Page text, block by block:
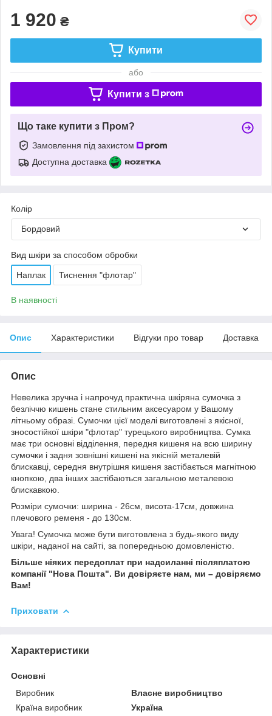
1 920 ₴
Купити
або
Купити з
Що таке купити з Пром?
Замовлення під захистом
Доступна доставка
Колір
Бордовий
Вид шкіри за способом обробки
Наплак Тиснення "флотар"
В наявності
Опис Характеристики Відгуки про товар Доставка
Опис
Невелика зручна і напрочуд практична шкіряна сумочка з
безліччю кишень стане стильним аксесуаром у Вашому
літньому образі. Сумочки цієї моделі виготовлені з якісної,
зносостійкої шкіри "флотар" турецького виробництва. Сумка
має три основні відділення, передня кишеня на всю ширину
сумочки і задня зовнішні кишені на якісній металевій
блискавці, середня внутрішня кишеня застібається магнітною
кнопкою, два інших застібаються загальною металевою
блискавкою.
Розміри сумочки: ширина - 26см, висота-17см, довжина
плечового ременя - до 130см.
Увага! Сумочка може бути виготовлена ​​з будь-якого виду
шкіри, наданої на сайті, за попередньою домовленістю.
Більше ніяких передоплат при надсиланні післяплатою
компанії "Нова Пошта". Ви довіряєте нам, ми – довіряємо
Вам!
Приховати
Характеристики
Основні
Виробник
Власне виробництво
Країна виробник
Україна